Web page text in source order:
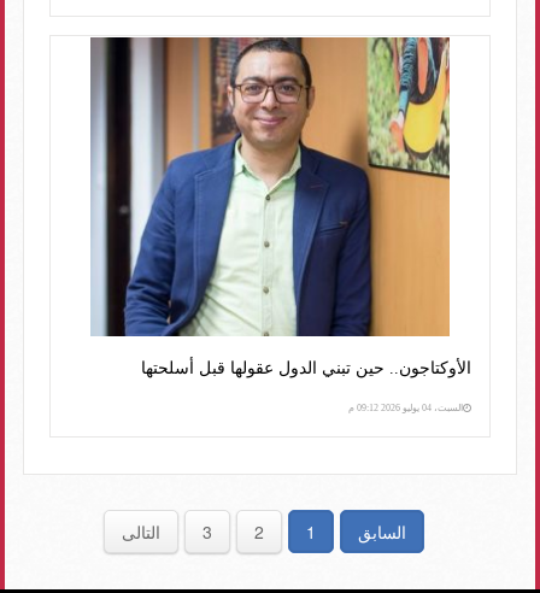
الأوكتاجون.. حين تبني الدول عقولها قبل أسلحتها
السبت، 04 يوليو 2026 09:12 م
السابق 1
2
3 التالى